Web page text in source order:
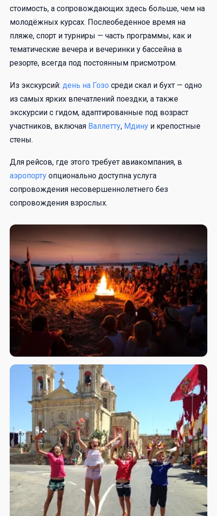
стоимость, а сопровождающих здесь больше, чем на
молодёжных курсах. Послеобеденное время на
пляже, спорт и турниры — часть программы, как и
тематические вечера и вечеринки у бассейна в
резорте, всегда под постоянным присмотром.
Из экскурсий: день на Гозо среди скал и бухт — одно
из самых ярких впечатлений поездки, а также
экскурсии с гидом, адаптированные под возраст
участников, включая Валлетту, Мдину и крепостные
стены.
Для рейсов, где этого требует авиакомпания, в
аэропорту опционально доступна услуга
сопровождения несовершеннолетнего без
сопровождения взрослых.